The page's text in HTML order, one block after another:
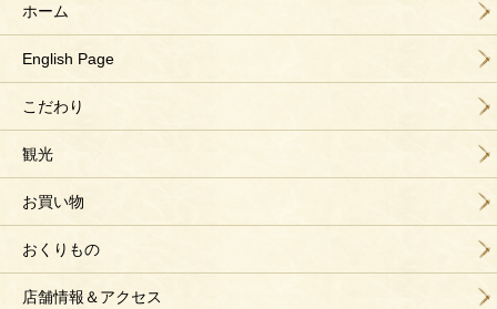
ホーム
English Page
こだわり
観光
お買い物
おくりもの
店舗情報＆アクセス